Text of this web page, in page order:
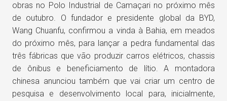
obras no Polo Industrial de Camaçari no próximo mês
de outubro. O fundador e presidente global da BYD,
Wang Chuanfu, confirmou a vinda à Bahia, em meados
do próximo mês, para lançar a pedra fundamental das
três fábricas que vão produzir carros elétricos, chassis
de ônibus e beneficiamento de lítio. A montadora
chinesa anunciou também que vai criar um centro de
pesquisa e desenvolvimento local para, inicialmente,